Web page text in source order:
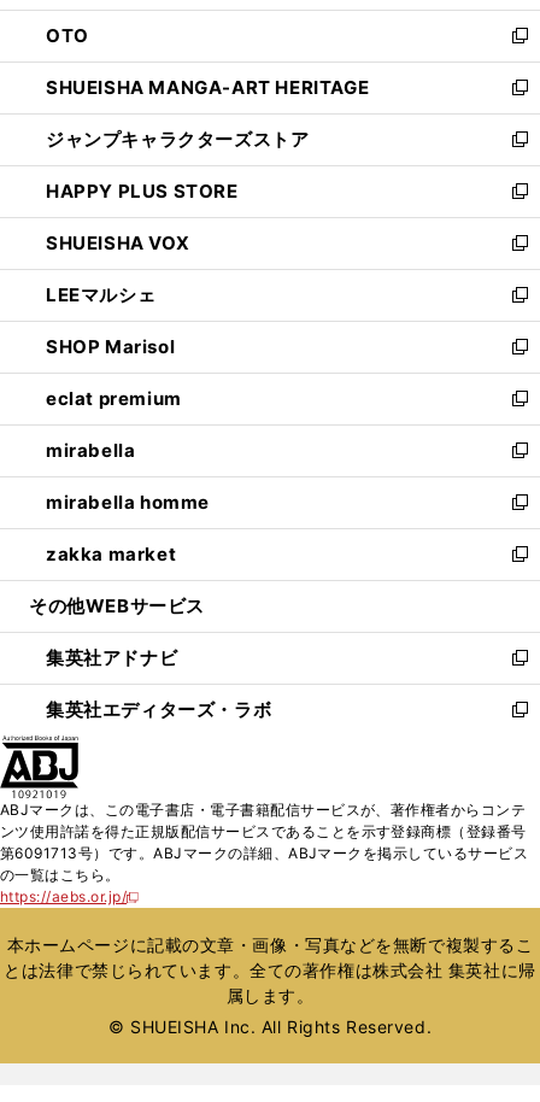
ウ
で
開
く
ン
ド
ウ
で
開
く
OTO
新
し
い
ウ
ィ
ン
ド
ウ
で
開
く
SHUEISHA MANGA-ART HERITAGE
新
し
い
ウ
ィ
ン
ド
ウ
で
開
く
ジャンプキャラクターズストア
新
し
い
ウ
ィ
ン
ド
ウ
で
開
く
HAPPY PLUS STORE
新
し
い
ウ
ィ
ン
ド
ウ
で
開
く
SHUEISHA VOX
新
し
い
ウ
ィ
ン
ド
ウ
で
開
く
LEEマルシェ
新
し
い
ウ
ィ
ン
ド
ウ
で
開
く
SHOP Marisol
新
し
い
ウ
ィ
ン
ド
ウ
で
開
eclat premium
新
し
い
ウ
ィ
ン
ド
ウ
開
く
mirabella
新
し
い
ウ
ィ
ン
ウ
で
開
く
mirabella homme
新
し
い
ウ
ン
ド
ウ
で
zakka market
新
し
ウ
ィ
ン
ド
く
その他WEBサービス
集英社アドナビ
新
し
い
ド
ウ
で
集英社エディターズ・ラボ
新
ィ
ン
ド
開
く
ABJマークは、この電子書店・電子書籍配信サービスが、著作権者からコンテ
ンツ使用許諾を得た正規版配信サービスであることを示す登録商標（登録番号
第6091713号）です。ABJマークの詳細、ABJマークを掲示しているサービス
の一覧はこちら。
https://aebs.or.jp/
新
い
ウ
ィ
ウ
本ホームページに記載の文章・画像・写真などを無断で複製するこ
とは法律で禁じられています。全ての著作権は株式会社 集英社に帰
属します。
© SHUEISHA Inc. All Rights Reserved.